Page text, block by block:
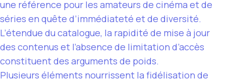
une référence pour les amateurs de cinéma et de
séries en quête d’immédiateté et de diversité.
L’étendue du catalogue, la rapidité de mise à jour
des contenus et l’absence de limitation d’accès
constituent des arguments de poids.
Plusieurs éléments nourrissent la fidélisation de